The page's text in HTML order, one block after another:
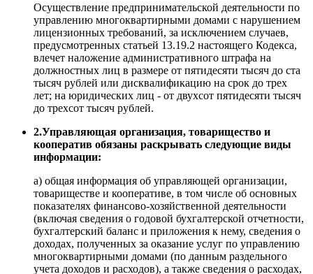
Осуществление предпринимательской деятельности по
управлению многоквартирными домами с нарушением
лицензионных требований, за исключением случаев,
предусмотренных статьей 13.19.2 настоящего Кодекса,
влечет наложение административного штрафа на
должностных лиц в размере от пятидесяти тысяч до ста
тысяч рублей или дисквалификацию на срок до трех
лет; на юридических лиц - от двухсот пятидесяти тысяч
до трехсот тысяч рублей.
2.Управляющая организация, товарищество и
кооператив обязаны раскрывать следующие виды
информации:
а) общая информация об управляющей организации,
товариществе и кооперативе, в том числе об основных
показателях финансово-хозяйственной деятельности
(включая сведения о годовой бухгалтерской отчетности,
бухгалтерский баланс и приложения к нему, сведения о
доходах, полученных за оказание услуг по управлению
многоквартирными домами (по данным раздельного
учета доходов и расходов), а также сведения о расходах,